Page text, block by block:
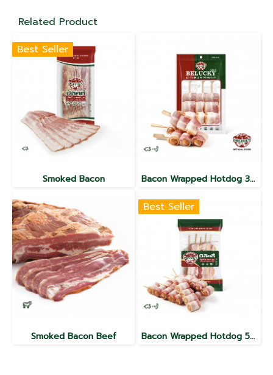
Related Product
Best Seller
Smoked Bacon Bacon Wrapped Hotdog 3x3
Smoked Bacon Beef
Best Seller
Bacon Wrapped Hotdog 5x5